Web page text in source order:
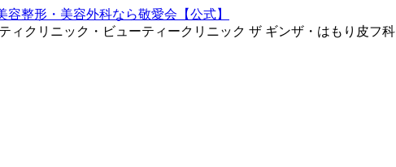
ィクリニック・ビューティークリニック ザ ギンザ・はもり皮フ科